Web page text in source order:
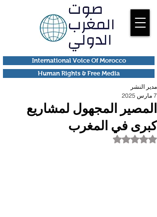
Human Rights & Free Media
International Voice Of Morocco
المصير المجهول لمشاريع
كبرى في المغرب
مدير النشر
7 مارس 2025
تم التقييم بـ ليس رقمًا من أصل 5 نجوم.